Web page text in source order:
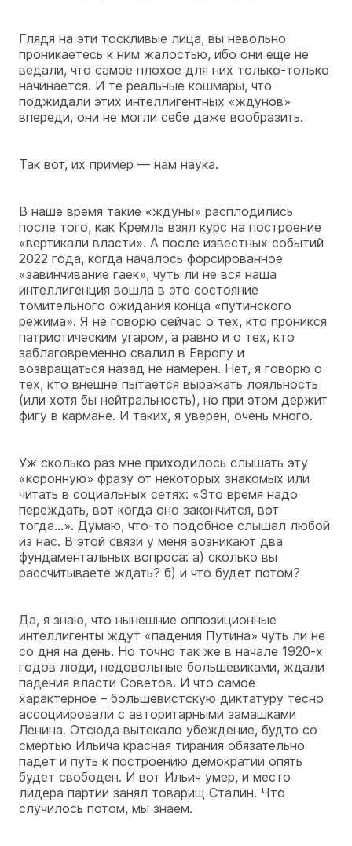
Глядя на эти тоскливые лица, вы невольно
проникаетесь к ним жалостью, ибо они еще не
ведали, что самое плохое для них только-только
начинается. И те реальные кошмары, что
поджидали этих интеллигентных «ждунов»
впереди, они не могли себе даже вообразить.
Так вот, их пример — нам наука.
В наше время такие «ждуны» расплодились
после того, как Кремль взял курс на построение
«вертикали власти». А после известных событий
2022 года, когда началось форсированное
«завинчивание гаек», чуть ли не вся наша
интеллигенция вошла в это состояние
томительного ожидания конца «путинского
режима». Я не говорю сейчас о тех, кто проникся
патриотическим угаром, а равно и о тех, кто
заблаговременно свалил в Европу и
возвращаться назад не намерен. Нет, я говорю о
тех, кто внешне пытается выражать лояльность
(или хотя бы нейтральность), но при этом держит
фигу в кармане. И таких, я уверен, очень много.
Уж сколько раз мне приходилось слышать эту
«коронную» фразу от некоторых знакомых или
читать в социальных сетях: «Это время надо
переждать, вот когда оно закончится, вот
тогда…». Думаю, что-то подобное слышал любой
из нас. В этой связи у меня возникают два
фундаментальных вопроса: а) сколько вы
рассчитываете ждать? б) и что будет потом?
Да, я знаю, что нынешние оппозиционные
интеллигенты ждут «падения Путина» чуть ли не
со дня на день. Но точно так же в начале 1920-х
годов люди, недовольные большевиками, ждали
падения власти Советов. И что самое
характерное – большевистскую диктатуру тесно
ассоциировали с авторитарными замашками
Ленина. Отсюда вытекало убеждение, будто со
смертью Ильича красная тирания обязательно
падет и путь к построению демократии опять
будет свободен. И вот Ильич умер, и место
лидера партии занял товарищ Сталин. Что
случилось потом, мы знаем.